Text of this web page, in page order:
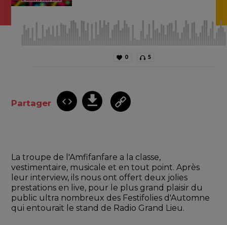
0 5
Partager
La troupe de l'Amfifanfare a la classe,
vestimentaire, musicale et en tout point. Après
leur interview, ils nous ont offert deux jolies
prestations en live, pour le plus grand plaisir du
public ultra nombreux des Festifolies d'Automne
qui entourait le stand de Radio Grand Lieu.